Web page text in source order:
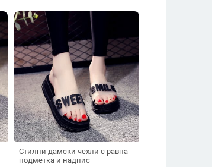
Стилни дамски чехли с равна
подметка и надпис